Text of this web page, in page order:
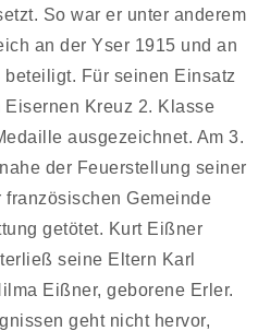
So war er unter anderem
an der Yser 1915 und an
Für seinen Einsatz
Kreuz 2. Klasse
ausgezeichnet. Am 3.
der Feuerstellung seiner
französischen Gemeinde
getötet. Kurt Eißner
seine Eltern Karl
Eißner, geborene Erler.
geht nicht hervor,